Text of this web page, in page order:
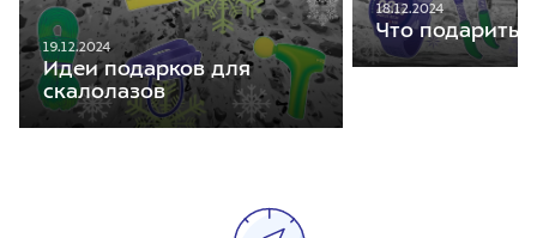
19.12.2024
Идеи подарков для
скалолазов
18.12.2024
Что подарить